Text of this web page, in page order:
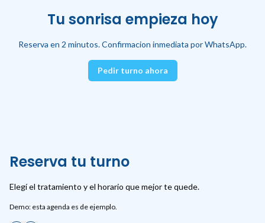
Tu sonrisa empieza hoy
Reserva en 2 minutos. Confirmacion inmediata por WhatsApp.
Pedir turno ahora
Reserva tu turno
Elegí el tratamiento y el horario que mejor te quede.
Demo: esta agenda es de ejemplo.